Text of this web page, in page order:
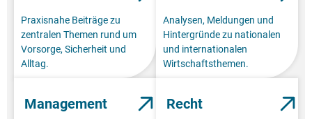
Praxisnahe Beiträge zu
zentralen Themen rund um
Vorsorge, Sicherheit und
Alltag.
Analysen, Meldungen und
Hintergründe zu nationalen
und internationalen
Wirtschaftsthemen.
Management Recht